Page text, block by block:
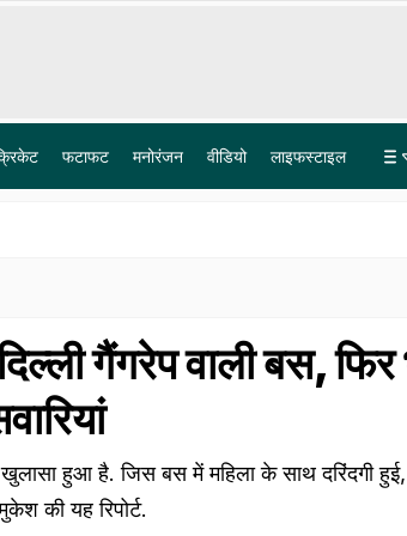
फटाफट मनोरंजन वीडियो लाइफस्टाइल
गैंगरेप वाली बस, फिर
खुलासा हुआ है. जिस बस में महिला के साथ दरिंदगी
की यह रिपोर्ट.